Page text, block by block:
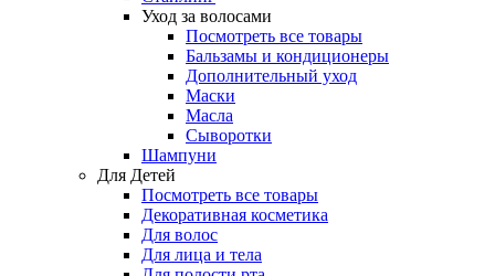
Уход за волосами
Посмотреть все товары
Бальзамы и кондиционеры
Дополнительный уход
Маски
Масла
Сыворотки
Шампуни
Для Детей
Посмотреть все товары
Декоративная косметика
Для волос
Для лица и тела